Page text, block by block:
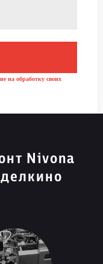
на обработку своих
Nivona